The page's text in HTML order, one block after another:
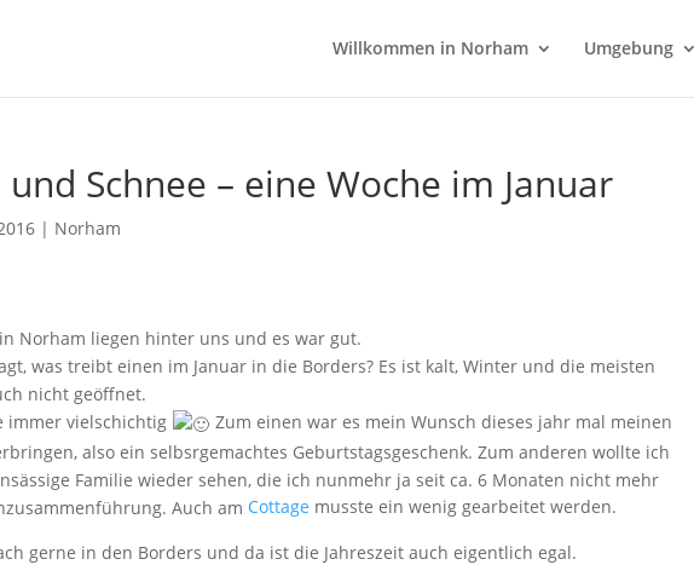
Willkommen in Norham Umgebung
und Schnee – eine Woche im Januar
| Norham
Norham liegen hinter uns und es war gut.
was treibt einen im Januar in die Borders? Es ist kalt, Winter und die meisten
nicht geöffnet.
immer vielschichtig
Zum einen war es mein Wunsch dieses jahr mal meinen
also ein selbsrgemachtes Geburtstagsgeschenk. Zum anderen wollte ich
Familie wieder sehen, die ich nunmehr ja seit ca. 6 Monaten nicht mehr
Auch am Cottage musste ein wenig gearbeitet werden.
gerne in den Borders und da ist die Jahreszeit auch eigentlich egal.